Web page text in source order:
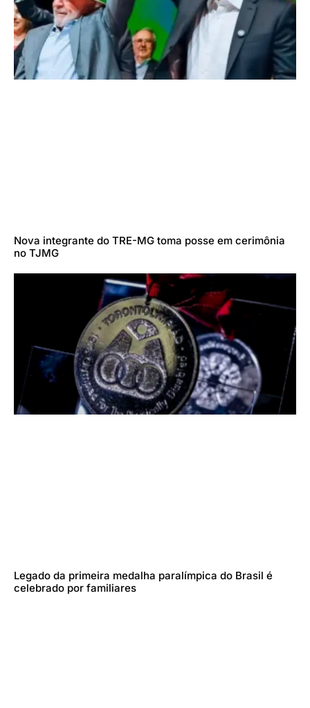
Nova integrante do TRE-MG toma posse em cerimônia
no TJMG
Legado da primeira medalha paralímpica do Brasil é
celebrado por familiares